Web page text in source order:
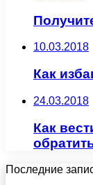
10.03.2018
Как
24.03.2018
Как
Последние